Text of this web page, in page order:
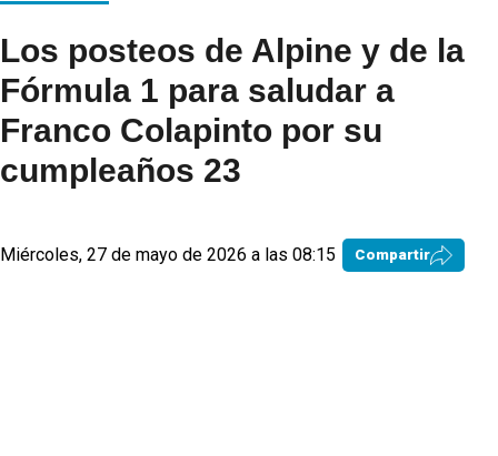
Los posteos de Alpine y de la
Fórmula 1 para saludar a
Franco Colapinto por su
cumpleaños 23
Miércoles, 27 de mayo de 2026 a las 08:15 Compartir